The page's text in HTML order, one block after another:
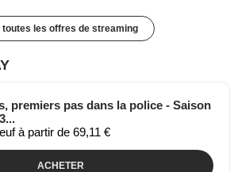
toutes les offres de streaming
premiers pas dans la police - Saison
à partir de 69,11 €
ACHETER